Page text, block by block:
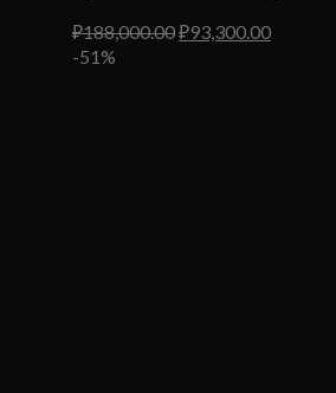
₽188,000.00Первоначальная
₽93,300.00Текущая
-51%